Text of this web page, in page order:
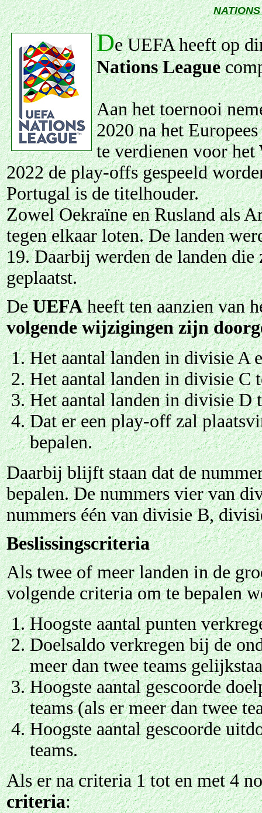
De UEFA heeft op
Nations League
Aan het toernooi
2020 na het
te verdienen voor
2022 de play-offs gespeeld
Portugal is de titelhouder.
Zowel Oekraïne en Rusland als
tegen elkaar loten. De landen
19. Daarbij werden de landen die
geplaatst.
DeUEFAheeft ten aanzien van
volgende wijzigingen zijn
Het aantal landen in divisie A
Het aantal landen in divisie C
Het aantal landen in divisie D
Dat er een play-off zal
bepalen.
Daarbij blijft staan dat de
bepalen. De nummers vier van
nummers één van divisie B,
Beslissingscriteria
Als twee of meer landen in de
volgende criteria om te bepalen
Hoogste aantal punten
Doelsaldo verkregen bij de
meer dan twee teams
Hoogste aantal gescoorde
teams (als er meer dan twee
Hoogste aantal gescoorde
teams.
Als er na criteria 1 tot en met 4
criteria: